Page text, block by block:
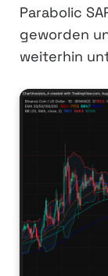
Parabolic
geworden
weiterhin